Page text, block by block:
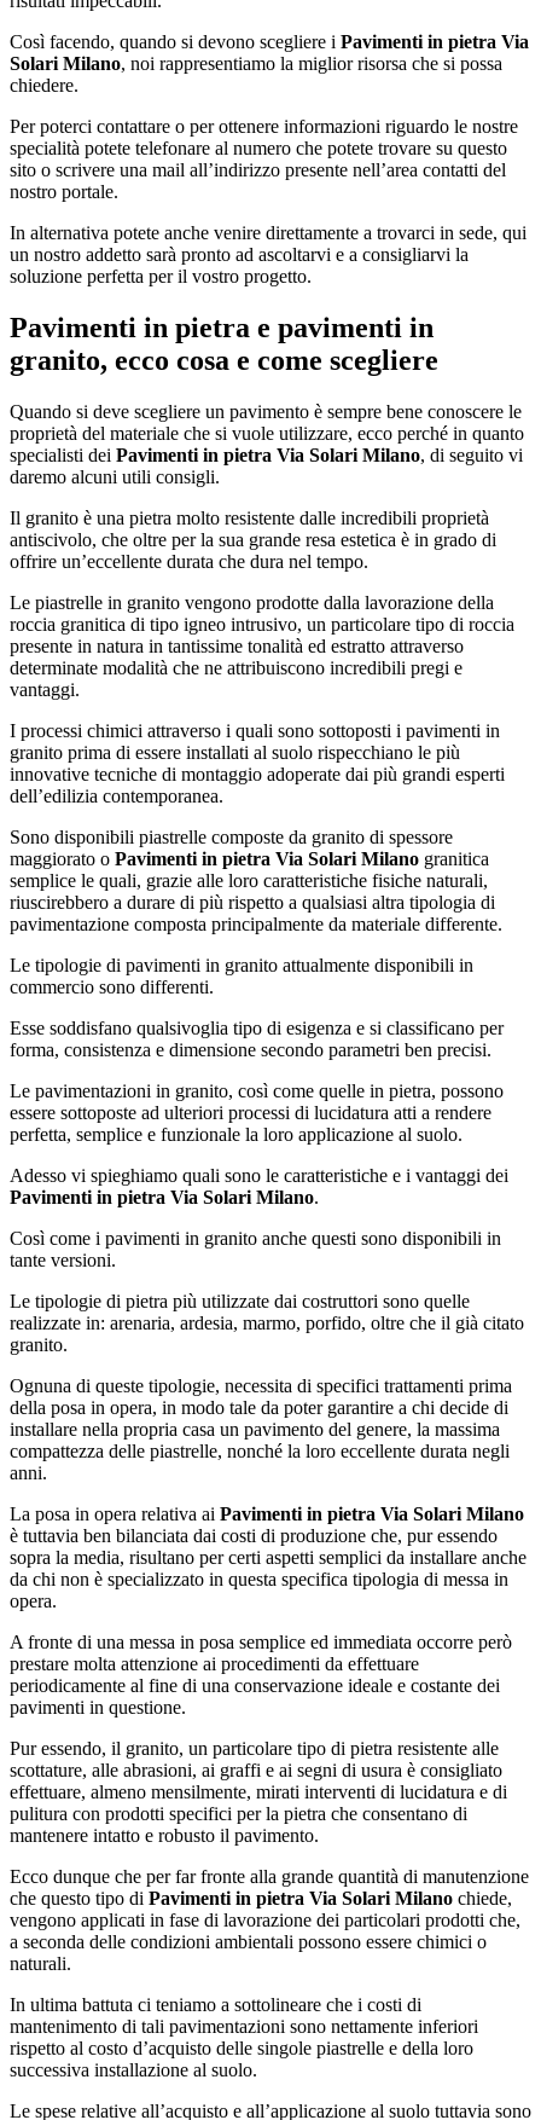
Così facendo, quando si devono scegliere i Pavimenti in pietra Via
Solari Milano, noi rappresentiamo la miglior risorsa che si possa
chiedere.
Per poterci contattare o per ottenere informazioni riguardo le nostre
specialità potete telefonare al numero che potete trovare su questo
sito o scrivere una mail all’indirizzo presente nell’area contatti del
nostro portale.
In alternativa potete anche venire direttamente a trovarci in sede, qui
un nostro addetto sarà pronto ad ascoltarvi e a consigliarvi la
soluzione perfetta per il vostro progetto.
Pavimenti in pietra e pavimenti in
granito, ecco cosa e come scegliere
Quando si deve scegliere un pavimento è sempre bene conoscere le
proprietà del materiale che si vuole utilizzare, ecco perché in quanto
specialisti dei Pavimenti in pietra Via Solari Milano, di seguito vi
daremo alcuni utili consigli.
Il granito è una pietra molto resistente dalle incredibili proprietà
antiscivolo, che oltre per la sua grande resa estetica è in grado di
offrire un’eccellente durata che dura nel tempo.
Le piastrelle in granito vengono prodotte dalla lavorazione della
roccia granitica di tipo igneo intrusivo, un particolare tipo di roccia
presente in natura in tantissime tonalità ed estratto attraverso
determinate modalità che ne attribuiscono incredibili pregi e
vantaggi.
I processi chimici attraverso i quali sono sottoposti i pavimenti in
granito prima di essere installati al suolo rispecchiano le più
innovative tecniche di montaggio adoperate dai più grandi esperti
dell’edilizia contemporanea.
Sono disponibili piastrelle composte da granito di spessore
maggiorato o Pavimenti in pietra Via Solari Milano granitica
semplice le quali, grazie alle loro caratteristiche fisiche naturali,
riuscirebbero a durare di più rispetto a qualsiasi altra tipologia di
pavimentazione composta principalmente da materiale differente.
Le tipologie di pavimenti in granito attualmente disponibili in
commercio sono differenti.
Esse soddisfano qualsivoglia tipo di esigenza e si classificano per
forma, consistenza e dimensione secondo parametri ben precisi.
Le pavimentazioni in granito, così come quelle in pietra, possono
essere sottoposte ad ulteriori processi di lucidatura atti a rendere
perfetta, semplice e funzionale la loro applicazione al suolo.
Adesso vi spieghiamo quali sono le caratteristiche e i vantaggi dei
Pavimenti in pietra Via Solari Milano.
Così come i pavimenti in granito anche questi sono disponibili in
tante versioni.
Le tipologie di pietra più utilizzate dai costruttori sono quelle
realizzate in: arenaria, ardesia, marmo, porfido, oltre che il già citato
granito.
Ognuna di queste tipologie, necessita di specifici trattamenti prima
della posa in opera, in modo tale da poter garantire a chi decide di
installare nella propria casa un pavimento del genere, la massima
compattezza delle piastrelle, nonché la loro eccellente durata negli
anni.
La posa in opera relativa ai Pavimenti in pietra Via Solari Milano
è tuttavia ben bilanciata dai costi di produzione che, pur essendo
sopra la media, risultano per certi aspetti semplici da installare anche
da chi non è specializzato in questa specifica tipologia di messa in
opera.
A fronte di una messa in posa semplice ed immediata occorre però
prestare molta attenzione ai procedimenti da effettuare
periodicamente al fine di una conservazione ideale e costante dei
pavimenti in questione.
Pur essendo, il granito, un particolare tipo di pietra resistente alle
scottature, alle abrasioni, ai graffi e ai segni di usura è consigliato
effettuare, almeno mensilmente, mirati interventi di lucidatura e di
pulitura con prodotti specifici per la pietra che consentano di
mantenere intatto e robusto il pavimento.
Ecco dunque che per far fronte alla grande quantità di manutenzione
che questo tipo di Pavimenti in pietra Via Solari Milano chiede,
vengono applicati in fase di lavorazione dei particolari prodotti che,
a seconda delle condizioni ambientali possono essere chimici o
naturali.
In ultima battuta ci teniamo a sottolineare che i costi di
mantenimento di tali pavimentazioni sono nettamente inferiori
rispetto al costo d’acquisto delle singole piastrelle e della loro
successiva installazione al suolo.
Le spese relative all’acquisto e all’applicazione al suolo tuttavia sono